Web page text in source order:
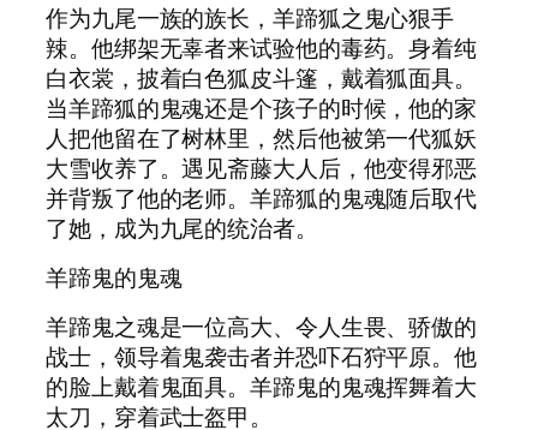
作为九尾一族的族长，羊蹄狐之鬼心狠手
辣。他绑架无辜者来试验他的毒药。身着纯
白衣裳，披着白色狐皮斗篷，戴着狐面具。
当羊蹄狐的鬼魂还是个孩子的时候，他的家
人把他留在了树林里，然后他被第一代狐妖
大雪收养了。遇见斋藤大人后，他变得邪恶
并背叛了他的老师。羊蹄狐的鬼魂随后取代
了她，成为九尾的统治者。
羊蹄鬼的鬼魂
羊蹄鬼之魂是一位高大、令人生畏、骄傲的
战士，领导着鬼袭击者并恐吓石狩平原。他
的脸上戴着鬼面具。羊蹄鬼的鬼魂挥舞着大
太刀，穿着武士盔甲。